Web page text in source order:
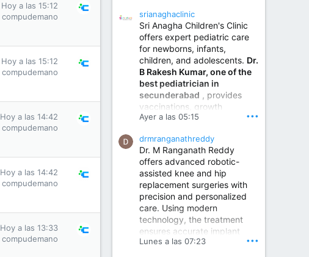
Hoy a las 15:12
compudemano
Hoy a las 15:12
compudemano
Hoy a las 14:42
compudemano
Hoy a las 14:42
compudemano
Hoy a las 13:33
compudemano
invasive and robotic
techniques.
Best Urologist in Vijayawada | Urology Specialist in Vijayawada
Dr. A. V. Krishna Kishore,
the Best Urologist...
www.drkrishnakishore.com
srianaghaclinic
Sri Anagha Children's Clinic
offers expert pediatric care
for newborns, infants,
children, and adolescents. Dr.
B Rakesh Kumar, one of the
best pediatrician in
secunderabad , provides
vaccinations, growth
monitoring, newborn care,
illnesses, nutrition guidance,
and preventive healthcare in
a child-friendly environment.
Children Hospital in Secunderabad | Best Pediatrician in Hyderabad | Neonatologist in Medchal
Our pediatrician and
Neonatologist team at...
www.srianaghaclinic.com
Ayer a las 05:15 •••
drmranganathreddy
Dr. M Ranganath Reddy
offers advanced robotic-
assisted knee and hip
replacement surgeries with
precision and personalized
care. Using modern
technology, the treatment
ensures accurate implant
placement, reduced pain,
Lunes a las 07:23 •••